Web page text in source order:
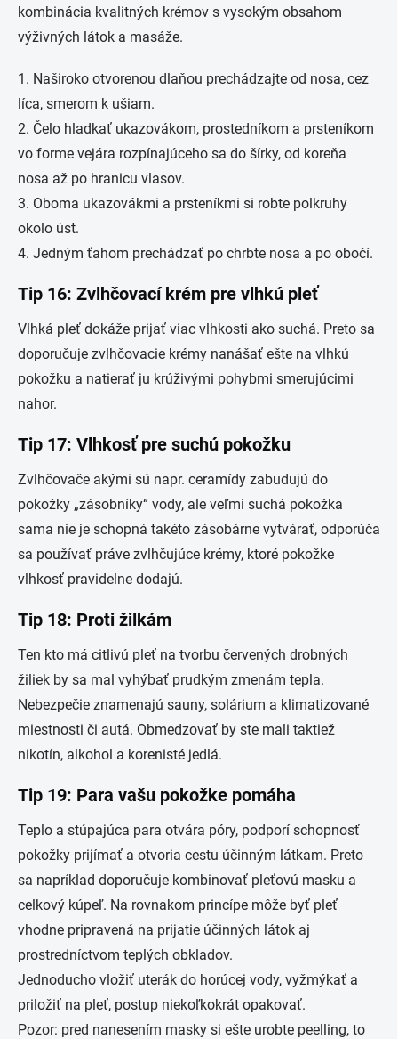
kombinácia kvalitných krémov s vysokým obsahom
výživných látok a masáže.
1. Naširoko otvorenou dlaňou prechádzajte od nosa, cez
líca, smerom k ušiam.
2. Čelo hladkať ukazovákom, prostedníkom a prsteníkom
vo forme vejára rozpínajúceho sa do šírky, od koreňa
nosa až po hranicu vlasov.
3. Oboma ukazovákmi a prsteníkmi si robte polkruhy
okolo úst.
4. Jedným ťahom prechádzať po chrbte nosa a po obočí.
Tip 16: Zvlhčovací krém pre vlhkú pleť
Vlhká pleť dokáže prijať viac vlhkosti ako suchá. Preto sa
doporučuje zvlhčovacie krémy nanášať ešte na vlhkú
pokožku a natierať ju krúživými pohybmi smerujúcimi
nahor.
Tip 17: Vlhkosť pre suchú pokožku
Zvlhčovače akými sú napr. ceramídy zabudujú do
pokožky „zásobníky“ vody, ale veľmi suchá pokožka
sama nie je schopná takéto zásobárne vytvárať, odporúča
sa používať práve zvlhčujúce krémy, ktoré pokožke
vlhkosť pravidelne dodajú.
Tip 18: Proti žilkám
Ten kto má citlivú pleť na tvorbu červených drobných
žiliek by sa mal vyhýbať prudkým zmenám tepla.
Nebezpečie znamenajú sauny, solárium a klimatizované
miestnosti či autá. Obmedzovať by ste mali taktiež
nikotín, alkohol a korenisté jedlá.
Tip 19: Para vašu pokožke pomáha
Teplo a stúpajúca para otvára póry, podporí schopnosť
pokožky prijímať a otvoria cestu účinným látkam. Preto
sa napríklad doporučuje kombinovať pleťovú masku a
celkový kúpeľ. Na rovnakom princípe môže byť pleť
vhodne pripravená na prijatie účinných látok aj
prostredníctvom teplých obkladov.
Jednoducho vložiť uterák do horúcej vody, vyžmýkať a
priložiť na pleť, postup niekoľkokrát opakovať.
Pozor: pred nanesením masky si ešte urobte peelling, to